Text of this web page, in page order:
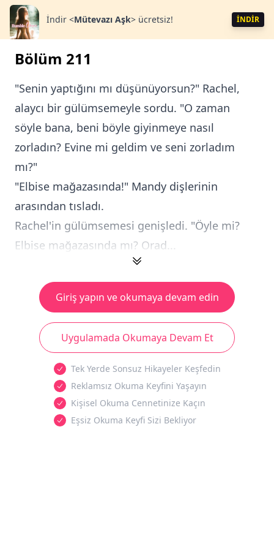
İndir <Mütevazı Aşk> ücretsiz! İNDİR
Bölüm 211
"Senin yaptığını mı düşünüyorsun?" Rachel,
alaycı bir gülümsemeyle sordu. "O zaman
söyle bana, beni böyle giyinmeye nasıl
zorladın? Evine mi geldim ve seni zorladım
mı?"
"Elbise mağazasında!" Mandy dişlerinin
arasından tısladı.
Rachel'in gülümsemesi genişledi. "Öyle mi?
Elbise mağazasında mı? Orad...
Giriş yapın ve okumaya devam edin
Uygulamada Okumaya Devam Et
Tek Yerde Sonsuz Hikayeler Keşfedin
Reklamsız Okuma Keyfini Yaşayın
Kişisel Okuma Cennetinize Kaçın
Eşsiz Okuma Keyfi Sizi Bekliyor